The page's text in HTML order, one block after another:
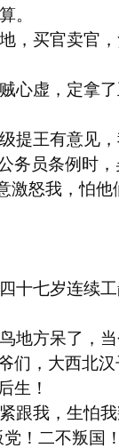
。
，买官卖官
心虚，定拿
提王有意见
务员条例时
激怒我，怕
十七岁连续
地方呆了，
们，大西北
生！
跟我，生怕
！二不叛国